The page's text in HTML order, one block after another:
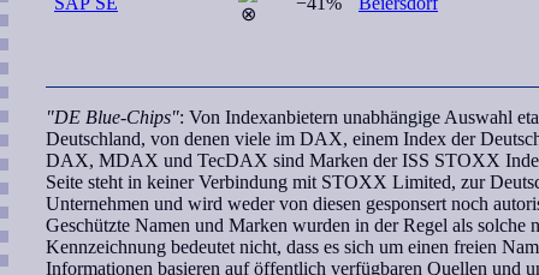
"DE Blue-Chips": Von Indexanbietern unabhängige Auswahl
Deutschland, von denen viele im DAX, einem Index der
DAX, MDAX und TecDAX sind Marken der ISS STOXX
Seite steht in keiner Verbindung mit STOXX Limited, zur
Unternehmen und wird weder von diesen gesponsert noch
Geschützte Namen und Marken wurden in der Regel als solche
Kennzeichnung bedeutet nicht, dass es sich um einen freien
Informationen basieren auf öffentlich verfügbaren Quellen und